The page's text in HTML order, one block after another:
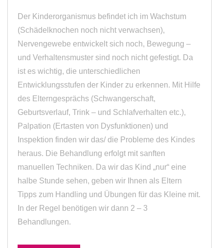
Der Kinderorganismus befindet ich im Wachstum
(Schädelknochen noch nicht verwachsen),
Nervengewebe entwickelt sich noch, Bewegung –
und Verhaltensmuster sind noch nicht gefestigt. Da
ist es wichtig, die unterschiedlichen
Entwicklungsstufen der Kinder zu erkennen. Mit Hilfe
des Elterngesprächs (Schwangerschaft,
Geburtsverlauf, Trink – und Schlafverhalten etc.),
Palpation (Ertasten von Dysfunktionen) und
Inspektion finden wir das/ die Probleme des Kindes
heraus. Die Behandlung erfolgt mit sanften
manuellen Techniken. Da wir das Kind „nur“ eine
halbe Stunde sehen, geben wir Ihnen als Eltern
Tipps zum Handling und Übungen für das Kleine mit.
In der Regel benötigen wir dann 2 – 3
Behandlungen.